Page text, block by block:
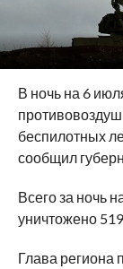
В ночь на 6
беспилотных
сообщил
Всего за ночь
уничтожено
Глава региона